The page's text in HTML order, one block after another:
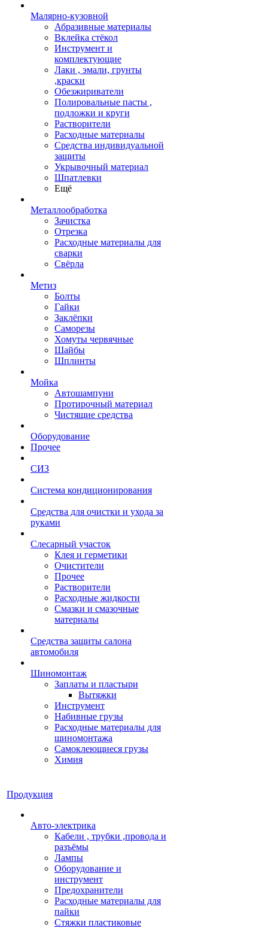
Малярно-кузовной
Абразивные материалы
Вклейка стёкол
Инструмент и
комплектующие
Лаки , эмали, грунты
,краски
Обезжириватели
Полировальные пасты ,
подложки и круги
Растворители
Расходные материалы
Средства индивидуальной
защиты
Укрывочный материал
Шпатлевки
Ещё
Металлообработка
Зачистка
Отрезка
Расходные материалы для
сварки
Свёрла
Метиз
Болты
Гайки
Заклёпки
Саморезы
Хомуты червячные
Шайбы
Шплинты
Мойка
Автошампуни
Протирочный материал
Чистящие средства
Оборудование
Прочее
СИЗ
Система кондиционирования
Средства для очистки и ухода за
руками
Слесарный участок
Клея и герметики
Очистители
Прочее
Растворители
Расходные жидкости
Смазки и смазочные
материалы
Средства защиты салона
автомобиля
Шиномонтаж
Заплаты и пластыри
Вытяжки
Инструмент
Набивные грузы
Расходные материалы для
шиномонтажа
Самоклеющиеся грузы
Химия
Продукция
Авто-электрика
Кабели , трубки ,провода и
разъёмы
Лампы
Оборудование и
инструмент
Предохранители
Расходные материалы для
пайки
Стяжки пластиковые